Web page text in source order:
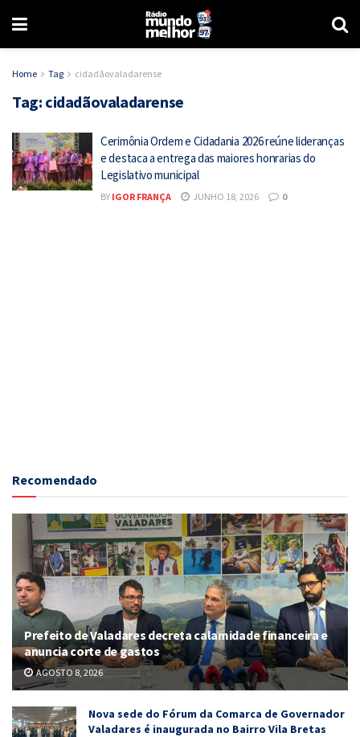
Home Tag cidadãovaladarense
Tag: cidadãovaladarense
Cerimônia Ordem e Cidadania 2026 reúne lideranças
e destaca a entrega das maiores honrarias do
Legislativo municipal
BY IGOR FRANÇA JUNHO 18, 2026 0
Recomendado
Prefeito de Valadares decreta calamidade financeira e
anuncia corte de gastos
AGOSTO 8, 2026
Nova sede do Fórum da Comarca de Governador
Valadares é inaugurada no Bairro Vila Bretas